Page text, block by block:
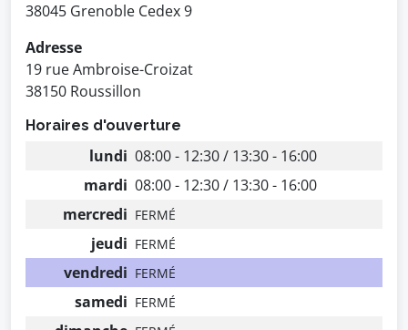
38045 Grenoble Cedex 9
Adresse
19 rue Ambroise-Croizat
38150 Roussillon
Horaires d'ouverture
lundi 08:00 - 12:30 / 13:30 - 16:00
mardi 08:00 - 12:30 / 13:30 - 16:00
mercredi FERMÉ
jeudi FERMÉ
vendredi FERMÉ
samedi FERMÉ